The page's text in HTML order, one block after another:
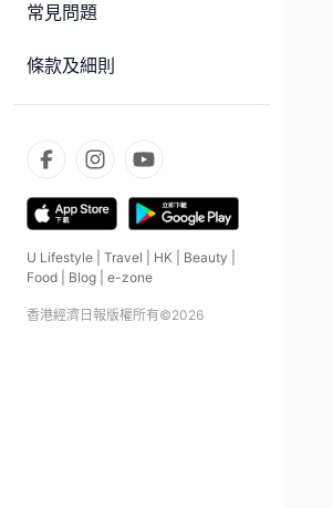
常見問題
條款及細則
U Lifestyle Travel HK Beauty
Food
Blog e-zone
香港經濟日報版權所有©2026